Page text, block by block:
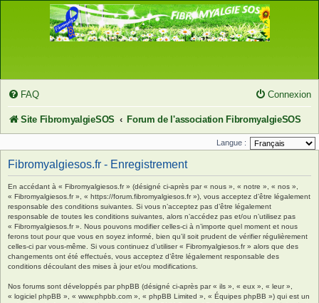
FAQ Connexion
Site FibromyalgieSOS Forum de l'association FibromyalgieSOS
Langue :
Fibromyalgiesos.fr - Enregistrement
En accédant à « Fibromyalgiesos.fr » (désigné ci-après par « nous », « notre », « nos »,
« Fibromyalgiesos.fr », « https://forum.fibromyalgiesos.fr »), vous acceptez d’être légalement
responsable des conditions suivantes. Si vous n’acceptez pas d’être légalement
responsable de toutes les conditions suivantes, alors n’accédez pas et/ou n’utilisez pas
« Fibromyalgiesos.fr ». Nous pouvons modifier celles-ci à n’importe quel moment et nous
ferons tout pour que vous en soyez informé, bien qu’il soit prudent de vérifier régulièrement
celles-ci par vous-même. Si vous continuez d’utiliser « Fibromyalgiesos.fr » alors que des
changements ont été effectués, vous acceptez d’être légalement responsable des
conditions découlant des mises à jour et/ou modifications.
Nos forums sont développés par phpBB (désigné ci-après par « ils », « eux », « leur »,
« logiciel phpBB », « www.phpbb.com », « phpBB Limited », « Équipes phpBB ») qui est un